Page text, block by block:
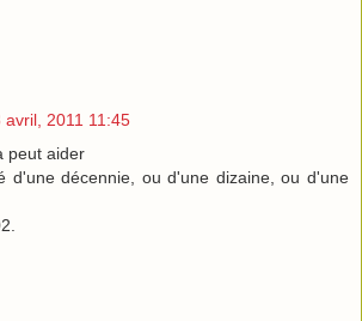
avril, 2011 11:45
peut aider
d'une décennie, ou d'une dizaine, ou d'une